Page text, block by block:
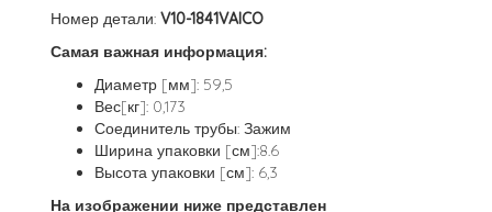
Номер детали: V10-1841VAICO
Самая важная информация:
Диаметр [мм]: 59,5
Вес[кг]: 0,173
Соединитель трубы: Зажим
Ширина упаковки [см]:8.6
Высота упаковки [см]: 6,3
На изображении ниже представлен